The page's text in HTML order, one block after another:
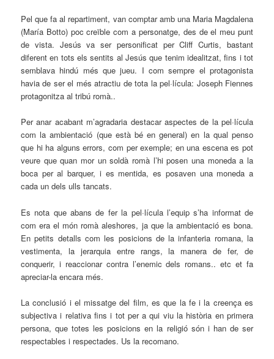
Pel que fa al repartiment, van comptar amb una Maria Magdalena
(María Botto) poc creïble com a personatge, des de el meu punt
de vista. Jesús va ser personificat per Cliff Curtis, bastant
diferent en tots els sentits al Jesús que tenim idealitzat, fins i tot
semblava hindú més que jueu. I com sempre el protagonista
havia de ser el més atractiu de tota la pel·lícula: Joseph Fiennes
protagonitza al tribú romà..
Per anar acabant m’agradaria destacar aspectes de la pel·lícula
com la ambientació (que està bé en general) en la qual penso
que hi ha alguns errors, com per exemple; en una escena es pot
veure que quan mor un soldà romà l’hi posen una moneda a la
boca per al barquer, i es mentida, es posaven una moneda a
cada un dels ulls tancats.
Es nota que abans de fer la pel·lícula l’equip s’ha informat de
com era el món romà aleshores, ja que la ambientació es bona.
En petits detalls com les posicions de la infanteria romana, la
vestimenta, la jerarquia entre rangs, la manera de fer, de
conquerir, i reaccionar contra l’enemic dels romans.. etc et fa
apreciar-la encara més.
La conclusió i el missatge del film, es que la fe i la creença es
subjectiva i relativa fins i tot per a qui viu la història en primera
persona, que totes les posicions en la religió són i han de ser
respectables i respectades. Us la recomano.